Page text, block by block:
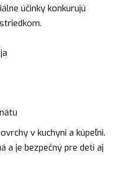
účinky konkurujú
v kuchyni a kúpeľni.
a je bezpečný pre deti aj